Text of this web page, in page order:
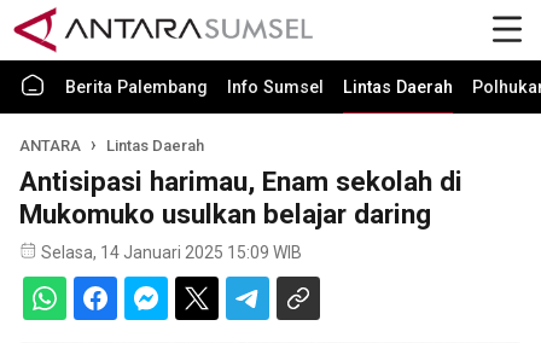
Berita Palembang Info Sumsel Lintas Daerah
ANTARA Lintas Daerah
Antisipasi harimau, Enam sekolah di
Mukomuko usulkan belajar daring
Selasa, 14 Januari 2025 15:09 WIB